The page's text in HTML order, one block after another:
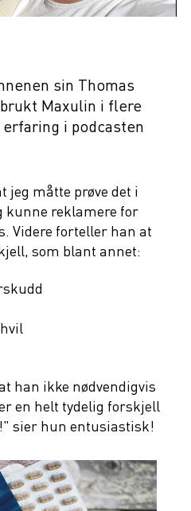
sin Thomas
Maxulin i flere
i podcasten
jeg måtte prøve det i
kunne reklamere for
Videre forteller han at
som blant annet:
han ikke nødvendigvis
en helt tydelig forskjell
sier hun entusiastisk!